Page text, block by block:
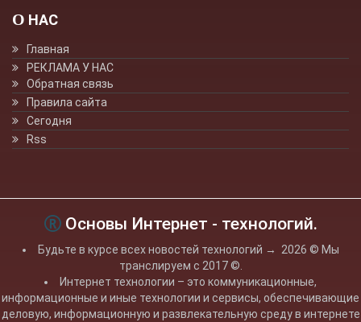
О НАС
Главная
РЕКЛАМА У НАС
Обратная связь
Правила сайта
Сегодня
Rss
Основы Интернет - технологий.
Будьте в курсе всех новостей технологий → 2026 © Мы
транслируем с 2017 ©.
Интернет технологии – это коммуникационные,
информационные и иные технологии и сервисы, обеспечивающие
деловую, информационную и развлекательную среду в интернете